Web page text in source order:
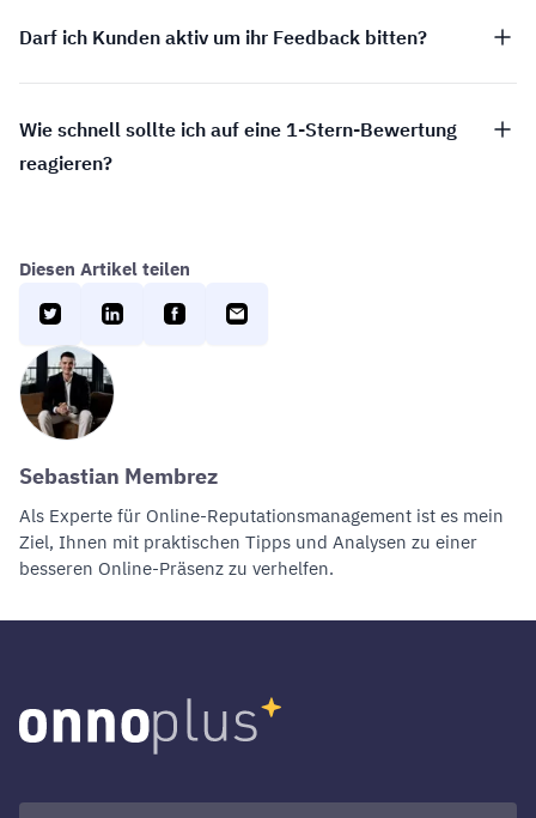
Darf ich Kunden aktiv um ihr Feedback bitten?
Wie schnell sollte ich auf eine 1-Stern-Bewertung
reagieren?
Sebastian Membrez
Als Experte für Online-Reputationsmanagement ist es mein
Ziel, Ihnen mit praktischen Tipps und Analysen zu einer
besseren Online-Präsenz zu verhelfen.
Diesen Artikel teilen